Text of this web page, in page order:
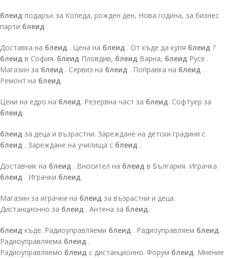
блеид подарък за Коледа, рожден ден, Нова година, за бизнес
парти блеид
Доставка на блеид . Цена на блеид . От къде да купя блеид ?
блеид в София. блеид Пловдив, блеид Варна, блеид Русе .
Магазин за блеид . Сервиз на блеид . Поправка на блеид .
Ремонт на блеид.
Цени на едро на блеид. Резервна част за блеид. Софтуер за
блеид.
блеид за деца и възрастни. Зареждане на детски градини с
блеид . Зареждане на училища с блеид .
Доставчик на блеид . Вносител на блеид в България. Играчка
блеид . Играчки блеид.
Магазин за играчки на блеид за възрастни и деца.
Дистанционно за блеид . Антена за блеид.
блеид къде. Радиоуправляеми блеид . Радиоуправляем блеид.
Радиоуправляема блеид .
Радиоуправляемо блеид с дистанционно. Форум блеид. Мнение